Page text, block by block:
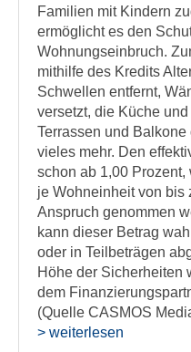
Familien mit Kindern
ermöglicht es den
Wohnungseinbruch.
mithilfe des Kredits
Schwellen entfernt,
versetzt, die Küche
Terrassen und
vieles mehr. Den
schon ab 1,00
je Wohneinheit von bis
Anspruch genommen
kann dieser Betrag
oder in Teilbeträgen
Höhe der Sicherheiten
dem
(Quelle CASMOS
> weiterlesen